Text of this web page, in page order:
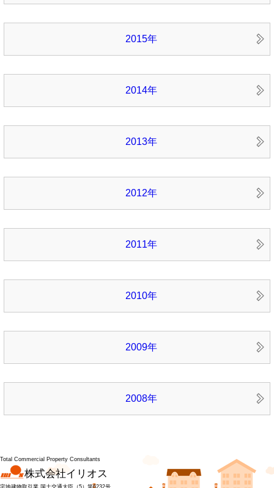
2015年
2014年
2013年
2012年
2011年
2010年
2009年
2008年
Total Commercial Property Consultants
株式会社イリオス
宅地建物取引業 国土交通大臣（5）第6232号